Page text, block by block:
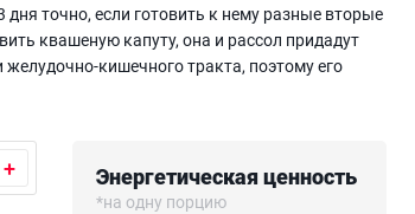
дня точно, если готовить к нему разные вторые
квашеную капуту, она и рассол придадут
кишечного тракта, поэтому его
+ Энергетическая ценность
*на одну порцию